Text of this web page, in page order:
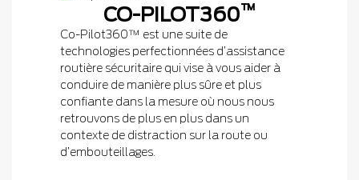
CO-PILOT360™
Co-Pilot360™ est une suite de
technologies perfectionnées d’assistance
routière sécuritaire qui vise à vous aider à
conduire de manière plus sûre et plus
confiante dans la mesure où nous nous
retrouvons de plus en plus dans un
contexte de distraction sur la route ou
d’embouteillages.